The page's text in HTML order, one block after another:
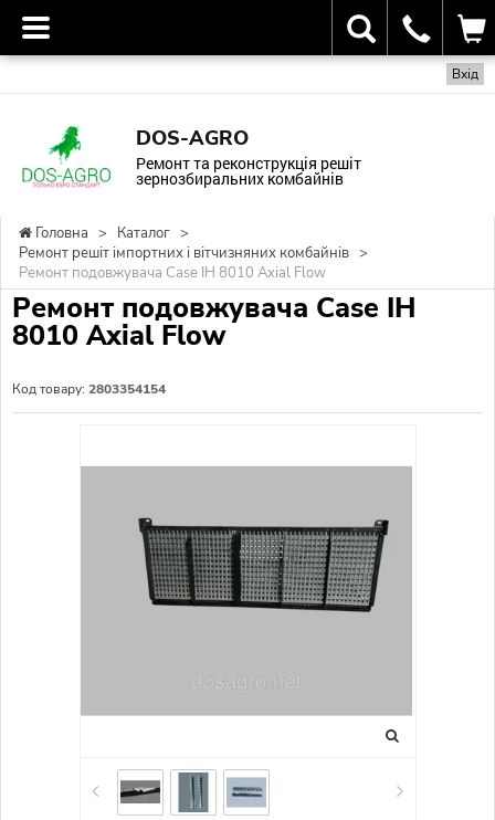
Вхід
DOS-AGRO
Ремонт та реконструкція решіт
зернозбиральних комбайнів
Головна > Каталог >
Ремонт решіт імпортних і вітчизняних комбайнів >
Ремонт подовжувача Case IH 8010 Axial Flow
Ремонт подовжувача Case IH
8010 Axial Flow
Код товару: 2803354154